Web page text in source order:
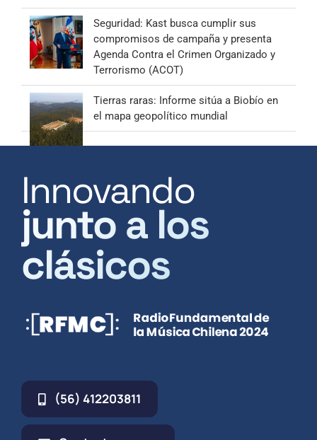
Seguridad: Kast busca cumplir sus
compromisos de campaña y presenta
Agenda Contra el Crimen Organizado y
Terrorismo (ACOT)
Tierras raras: Informe sitúa a Biobío en
el mapa geopolítico mundial
Innovando
junto a los
clásicos
(56) 412203811